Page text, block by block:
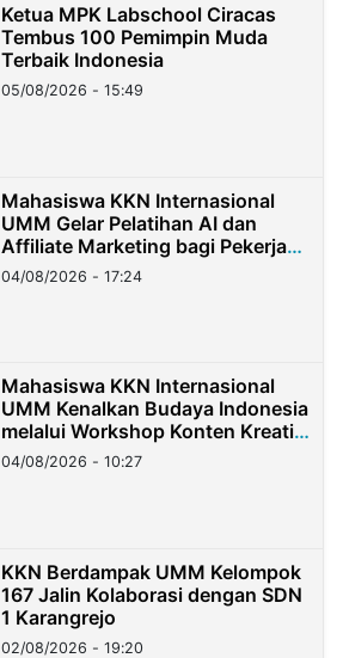
Ketua MPK Labschool Ciracas
Tembus 100 Pemimpin Muda
Terbaik Indonesia
05/08/2026 - 15:49
Mahasiswa KKN Internasional
UMM Gelar Pelatihan AI dan
Affiliate Marketing bagi Pekerja
Migran Indonesia di Taiwan
04/08/2026 - 17:24
Mahasiswa KKN Internasional
UMM Kenalkan Budaya Indonesia
melalui Workshop Konten Kreatif
di Taiwan
04/08/2026 - 10:27
KKN Berdampak UMM Kelompok
167 Jalin Kolaborasi dengan SDN
1 Karangrejo
02/08/2026 - 19:20